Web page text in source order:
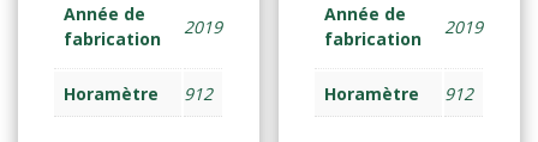
Année de
fabrication
2019
Horamètre 912
Année de
fabrication
2019
Horamètre 912